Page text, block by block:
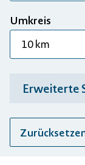
Umkreis
Erweiterte